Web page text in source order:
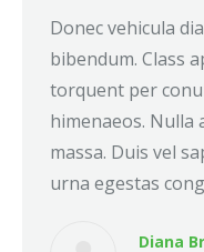
Donec vehicula
bibendum. Class
torquent per
himenaeos.
massa. Duis vel
urna egestas
Diana